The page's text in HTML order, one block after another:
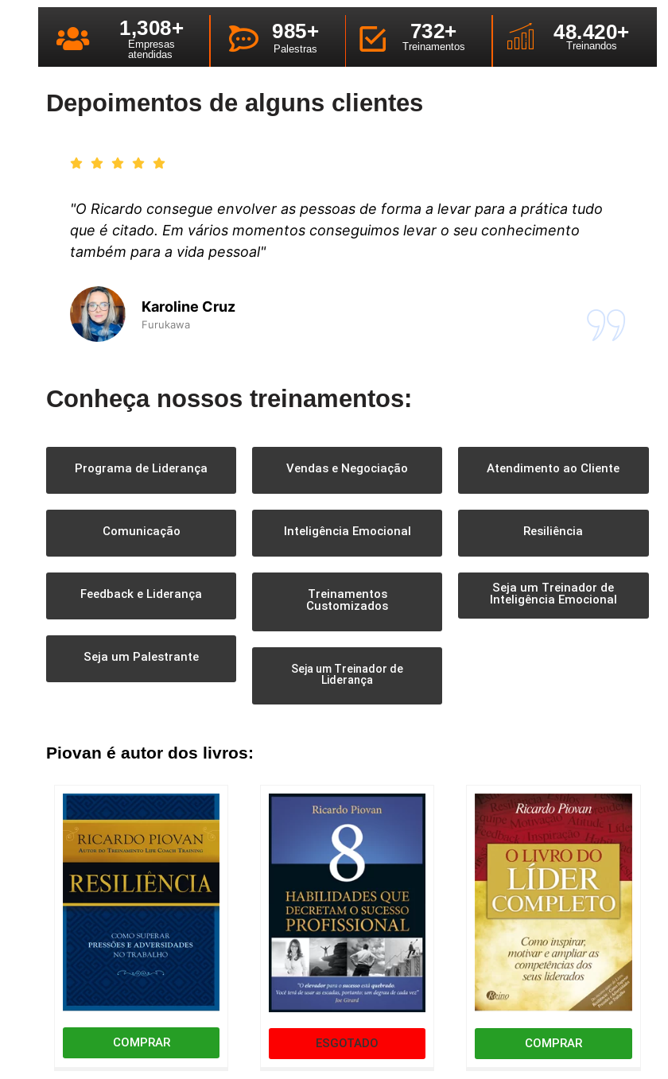
Empresas
atendidas
1,308+
Palestras
985+
Treinamentos
732+
Treinandos
48.420+
Depoimentos de alguns clientes
"O Ricardo consegue envolver as pessoas de forma a levar para a prática tudo
que é citado. Em vários momentos conseguimos levar o seu conhecimento
também para a vida pessoal"
Karoline Cruz
Furukawa
Conheça nossos treinamentos:
Programa de Liderança
Comunicação
Feedback e Liderança
Seja um Palestrante
Vendas e Negociação
Inteligência Emocional
Treinamentos
Customizados
Seja um Treinador de
Liderança
Atendimento ao Cliente
Resiliência
Seja um Treinador de
Inteligência Emocional
Piovan é autor dos livros:
COMPRAR ESGOTADO COMPRAR